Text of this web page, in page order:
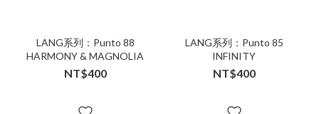
LANG系列：Punto 88
HARMONY & MAGNOLIA
NT$400
LANG系列：Punto 85
INFINITY
NT$400